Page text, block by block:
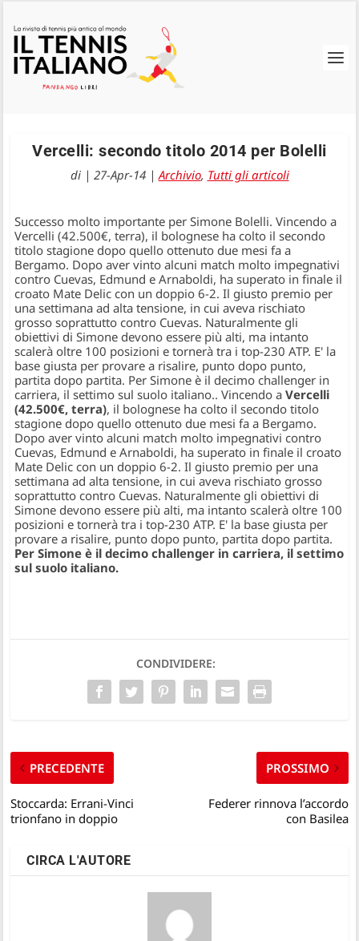
Vercelli: secondo titolo 2014 per Bolelli
di | 27-Apr-14|Archivio, Tutti gli articoli
Successo molto importante per Simone Bolelli. Vincendo a
Vercelli (42.500€, terra), il bolognese ha colto il secondo
titolo stagione dopo quello ottenuto due mesi fa a
Bergamo. Dopo aver vinto alcuni match molto impegnativi
contro Cuevas, Edmund e Arnaboldi, ha superato in finale il
croato Mate Delic con un doppio 6-2. Il giusto premio per
una settimana ad alta tensione, in cui aveva rischiato
grosso soprattutto contro Cuevas. Naturalmente gli
obiettivi di Simone devono essere più alti, ma intanto
scalerà oltre 100 posizioni e tornerà tra i top-230 ATP. E' la
base giusta per provare a risalire, punto dopo punto,
partita dopo partita. Per Simone è il decimo challenger in
carriera, il settimo sul suolo italiano.. Vincendo aVercelli
(42.500€, terra), il bolognese ha colto il secondo titolo
stagione dopo quello ottenuto due mesi fa a Bergamo.
Dopo aver vinto alcuni match molto impegnativi contro
Cuevas, Edmund e Arnaboldi, ha superato in finale il croato
Mate Delic con un doppio 6-2. Il giusto premio per una
settimana ad alta tensione, in cui aveva rischiato grosso
soprattutto contro Cuevas. Naturalmente gli obiettivi di
Simone devono essere più alti, ma intanto scalerà oltre 100
posizioni e tornerà tra i top-230 ATP. E' la base giusta per
provare a risalire, punto dopo punto, partita dopo partita.
Per Simone è il decimo challenger in carriera, il settimo
sul suolo italiano.
CONDIVIDERE:
PRECEDENTE
Stoccarda: Errani-Vinci
trionfano in doppio
PROSSIMO
Federer rinnova l’accordo
con Basilea
CIRCA L'AUTORE